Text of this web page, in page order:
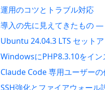
運用のコツとトラブル対応
導入の先に見えてきたもの
Ubuntu 24.04.3 LTS セット
WindowsにPHP8.3.10をイ
Claude Code 専用ユーザー
SSH強化とファイアウォール